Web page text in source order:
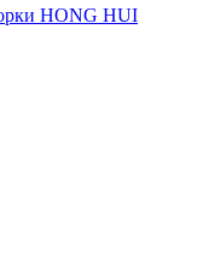
HONG HUI